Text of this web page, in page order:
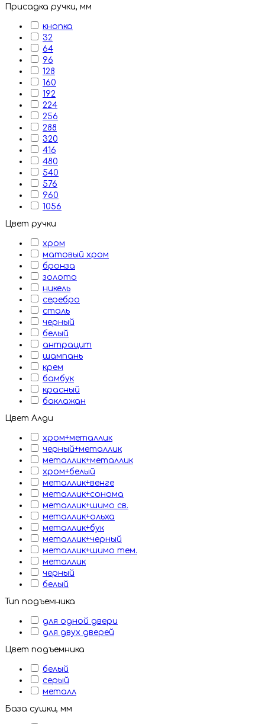
Присадка ручки, мм
кнопка
32
64
96
128
160
192
224
256
288
320
416
480
540
576
960
1056
Цвет ручки
хром
матовый хром
бронза
золото
никель
серебро
сталь
черный
белый
антрацит
шампань
крем
бамбук
красный
баклажан
Цвет Алди
хром+металлик
черный+металлик
металлик+металлик
хром+белый
металлик+венге
металлик+сонома
металлик+шимо св.
металлик+ольха
металлик+бук
металлик+черный
металлик+шимо тем.
металлик
черный
белый
Тип подъемника
для одной двери
для двух дверей
Цвет подъемника
белый
серый
металл
База сушки, мм